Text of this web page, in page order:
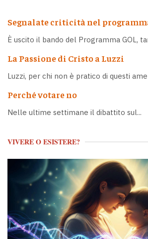
Segnalate criticità nel
È uscito il bando del Programma GOL,
La Passione di Cristo a Luzzi
Luzzi, per chi non è pratico di questi
Perché votare no
Nelle ultime settimane il dibattito sul...
VIVERE O ESISTERE?